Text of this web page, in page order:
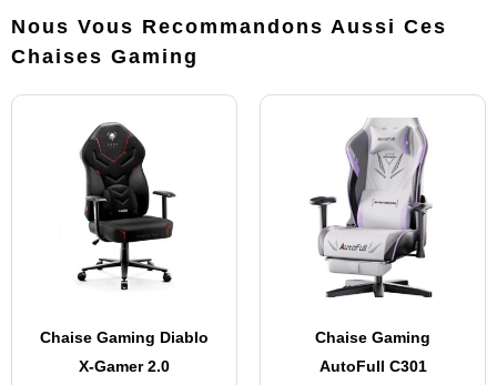
Nous Vous Recommandons Aussi Ces
Chaises Gaming
Chaise Gaming Diablo
X-Gamer 2.0
Chaise Gaming
AutoFull C301